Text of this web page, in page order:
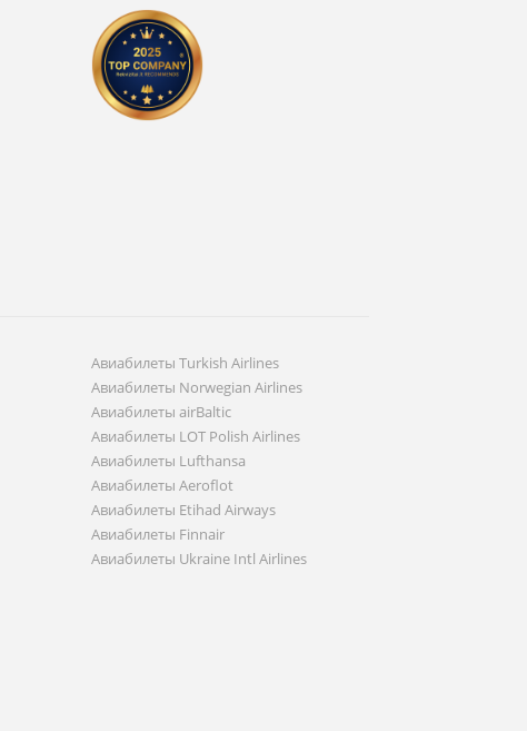
Авиабилеты Turkish Airlines
Авиабилеты Norwegian Airlines
Авиабилеты airBaltic
Авиабилеты LOT Polish Airlines
Авиабилеты Lufthansa
Авиабилеты Aeroflot
Авиабилеты Etihad Airways
Авиабилеты Finnair
Авиабилеты Ukraine Intl Airlines